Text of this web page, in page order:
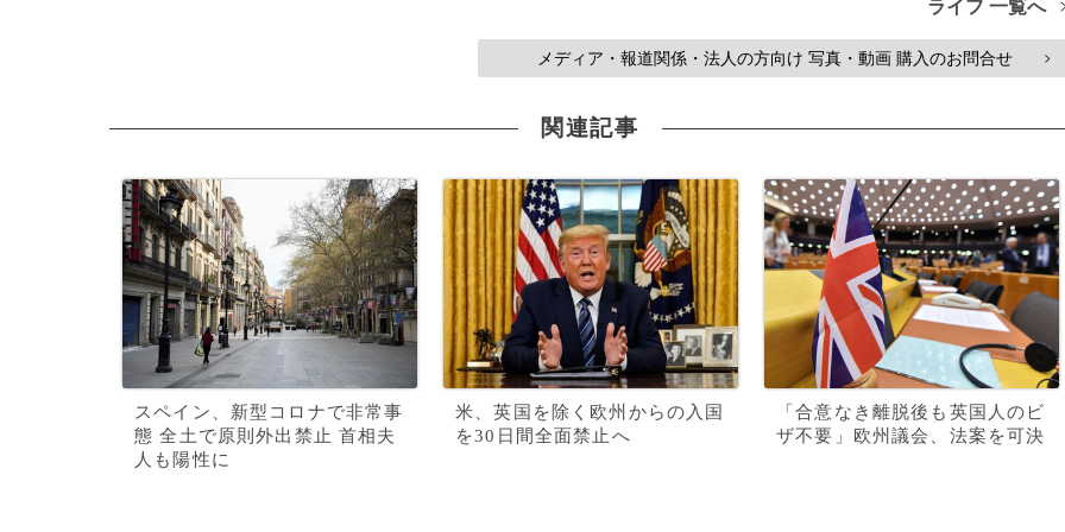
ライフ 一覧へ
メディア・報道関係・法人の方向け 写真・動画 購入のお問合せ >
関連記事
スペイン、新型コロナで非常事
態 全土で原則外出禁止 首相夫
人も陽性に
米、英国を除く欧州からの入国
を30日間全面禁止へ
「合意なき離脱後も英国人のビ
ザ不要」欧州議会、法案を可決